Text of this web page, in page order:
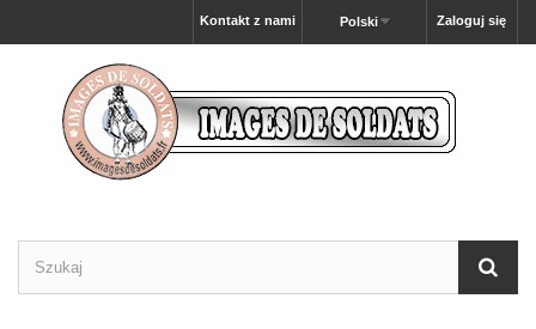
Zaloguj się
Polski
Kontakt z nami